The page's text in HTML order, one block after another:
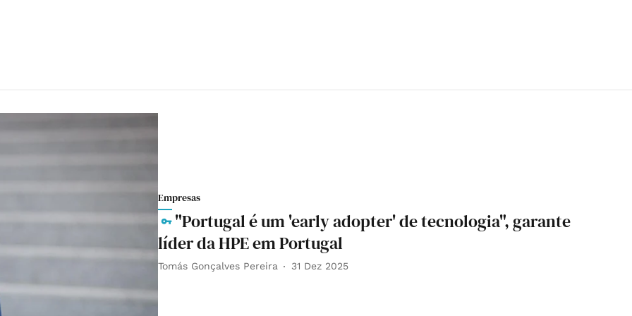
Empresas
"Portugal é um 'early adopter' de tecnologia", garante
líder da HPE em Portugal
Tomás Gonçalves Pereira 31 Dez 2025